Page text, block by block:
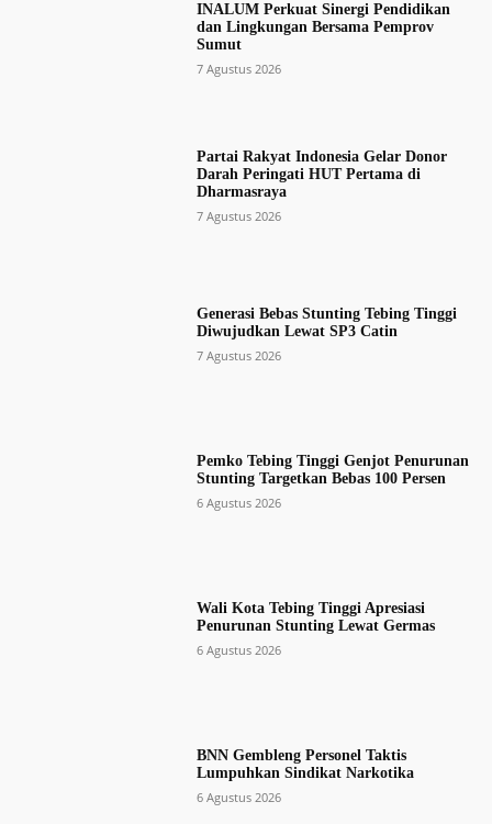
INALUM Perkuat Sinergi Pendidikan
dan Lingkungan Bersama Pemprov
Sumut
7 Agustus 2026
Partai Rakyat Indonesia Gelar Donor
Darah Peringati HUT Pertama di
Dharmasraya
7 Agustus 2026
Generasi Bebas Stunting Tebing Tinggi
Diwujudkan Lewat SP3 Catin
7 Agustus 2026
Pemko Tebing Tinggi Genjot Penurunan
Stunting Targetkan Bebas 100 Persen
6 Agustus 2026
Wali Kota Tebing Tinggi Apresiasi
Penurunan Stunting Lewat Germas
6 Agustus 2026
BNN Gembleng Personel Taktis
Lumpuhkan Sindikat Narkotika
6 Agustus 2026